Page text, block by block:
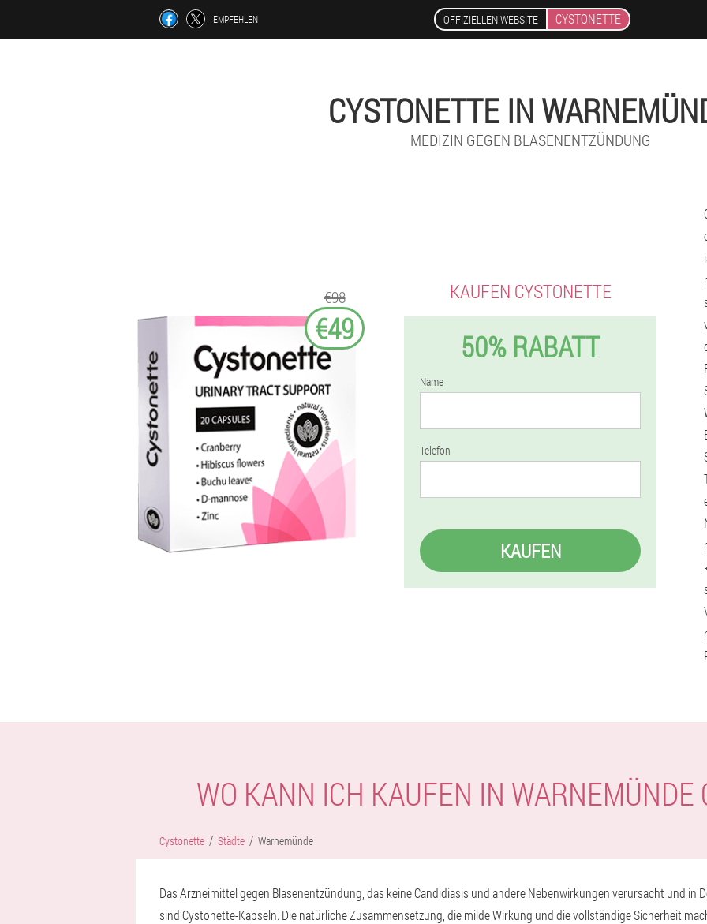
EMPFEHLEN OFFIZIELLEN WEBSITE CYSTONETTE
CYSTONETTE IN
MEDIZIN GEGEN BLASENENTZÜNDUNG
€98
€49
KAUFEN CYSTONETTE
50% RABATT
Name
Telefon
KAUFEN
WO KANN ICH KAUFEN IN WARNEMÜNDE
Cystonette Städte Warnemünde
Das Arzneimittel gegen Blasenentzündung, das keine Candidiasis und andere Nebenwirkungen verursacht und in
sind Cystonette-Kapseln. Die natürliche Zusammensetzung, die milde Wirkung und die vollständige Sicherheit